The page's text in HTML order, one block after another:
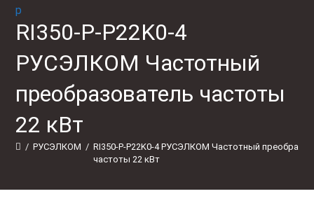
RI350-P-P22K0-4
РУСЭЛКОМ Частотный
преобразователь частоты
22 кВт
/ РУСЭЛКОМ / RI350-P-P22K0-4 РУСЭЛКОМ Частотный
частоты 22 кВт